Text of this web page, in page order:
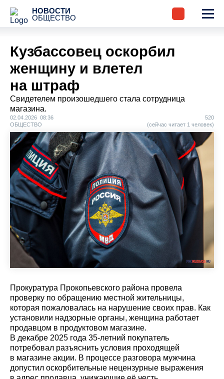
НОВОСТИ
ОБЩЕСТВО
Кузбассовец оскорбил
женщину и влетел
на штраф
Свидетелем произошедшего стала сотрудница
магазина.
02.04.2026 08:36
ОБЩЕСТВО
520
(сейчас читает 1 человек)
Прокуратура Прокопьевского района провела
проверку по обращению местной жительницы,
которая пожаловалась на нарушение своих прав. Как
установили надзорные органы, женщина работает
продавцом в продуктовом магазине.
В декабре 2025 года 35-летний покупатель
потребовал разъяснить условия проходящей
в магазине акции. В процессе разговора мужчина
допустил оскорбительные нецензурные выражения